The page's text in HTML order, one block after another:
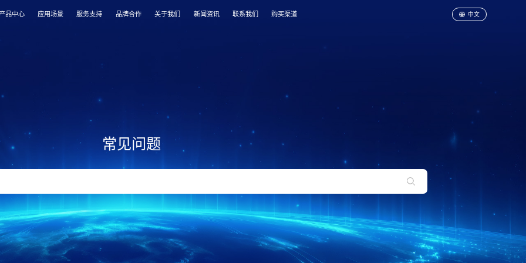
品中心 应用场景 服务支持 品牌合作 关于我们 新闻资讯 联系我们 购买渠道 中文
常见问题